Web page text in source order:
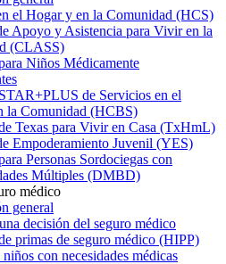
el Hogar y en la Comunidad (HCS)
Apoyo y Asistencia para Vivir en la
(CLASS)
Niños Médicamente
de Servicios en el
la Comunidad (HCBS)
Texas para Vivir en Casa (TxHmL)
Empoderamiento Juvenil (YES)
Personas Sordociegas con
Múltiples (DMBD)
médico
general
decisión del seguro médico
primas de seguro médico (HIPP)
con necesidades médicas